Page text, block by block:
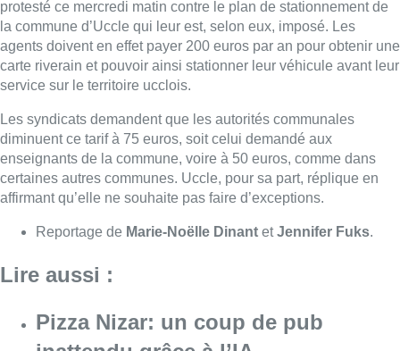
Lire aussi :
Pizza Nizar: un coup de pub
inattendu grâce à l’IA